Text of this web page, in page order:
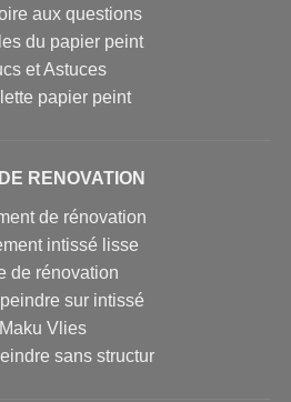
aux questions
du papier peint
et Astuces
papier peint
RENOVATION
de rénovation
intissé lisse
de rénovation
sur intissé
Maku Vlies
sans structur